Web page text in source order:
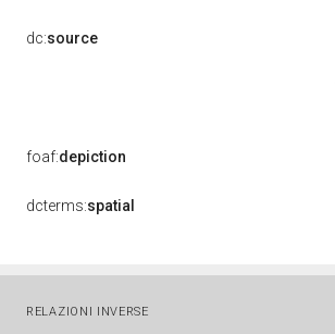
dc:source
foaf:depiction
dcterms:spatial
RELAZIONI INVERSE